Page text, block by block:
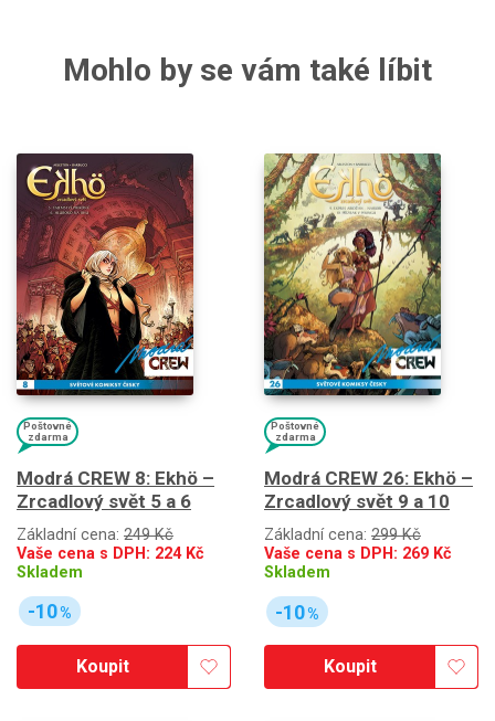
Mohlo by se vám také líbit
Poštovné
zdarma
Modrá CREW 8: Ekhö –
Zrcadlový svět 5 a 6
Základní cena: 249 Kč
Vaše cena s DPH: 224Kč
Skladem
-10%
Koupit
Poštovné
zdarma
Modrá CREW 26: Ekhö –
Zrcadlový svět 9 a 10
Základní cena: 299 Kč
Vaše cena s DPH: 269 Kč
Skladem
-10%
Koupit